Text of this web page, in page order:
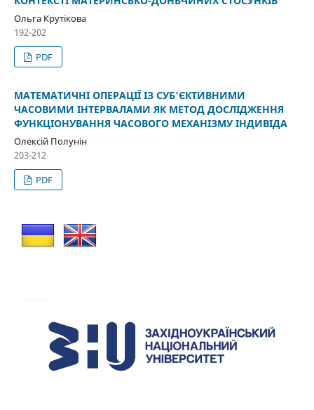
Ольга Крутікова
192-202
PDF
МАТЕМАТИЧНІ ОПЕРАЦІЇ ІЗ СУБ'ЄКТИВНИМИ
ЧАСОВИМИ ІНТЕРВАЛАМИ ЯК МЕТОД ДОСЛІДЖЕННЯ
ФУНКЦІОНУВАННЯ ЧАСОВОГО МЕХАНІЗМУ ІНДИВІДА
Олексій Полунін
203-212
PDF